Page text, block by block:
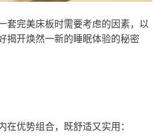
套完美床板时需要考虑的因素，以
揭开焕然一新的睡眠体验的秘密
优势组合，既舒适又实用：